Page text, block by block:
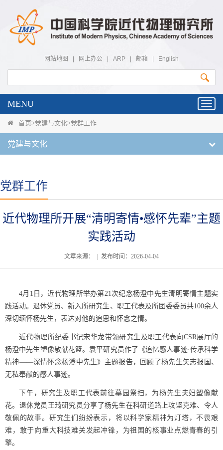
网站地图 网上办公 ARP 邮箱 English
MENU
首页>党建与文化>党群工作
党建与文化
党群工作
近代物理所开展“清明寄情•感怀先辈”主题
实践活动
文章来源： | 发布时间：2026-04-04
4月 1 日，近代物理所举办第21 次纪念杨澄中先生清明寄情主题实
践活动。退休党员、新入所研究生 、 职工代表及所团委委员共100余人
深切缅怀杨先生，表达对他的追思和怀念之情。
近代物理 所纪委书记宋华龙带领研究生及职工代表向CSR展厅的
杨澄中先生塑像敬献花篮。 袁平研究员作了《追忆感人事迹·传承科学
精神——深情怀念杨澄中先生》 主题报告，回顾了杨先生矢志报国 、
无私奉献的感人事迹。
下午，研究生及职工代表前往墓园祭扫，为杨先生夫妇塑像献
花。退休党员王琦研究员分享了杨先生在科研道路上攻坚克难、令人
敬佩的故事。研究生们纷纷表示，将以科学家精神为灯塔，不畏艰
难，敢于向重大科技难关发起冲锋，为祖国的核事业点燃青春的引
擎。